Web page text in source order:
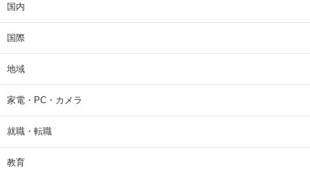
国内
国際
地域
家電・PC・カメラ
就職・転職
教育